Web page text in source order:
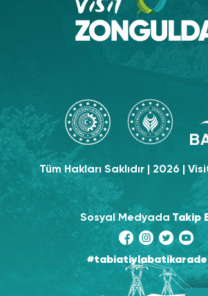
Tüm Hakları Saklıdır | 2026 |
Sosyal Medyada Takip